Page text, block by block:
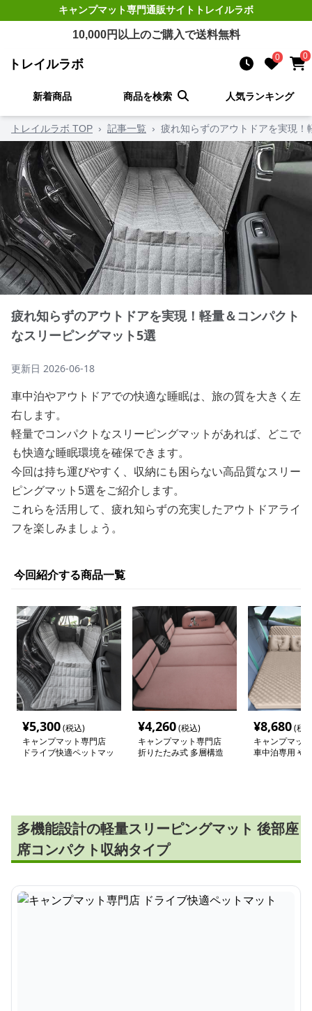
キャンプマット専門通販サイト トレイルラボ
10,000円以上のご購入で送料無料
トレイルラボ 0 0
新着商品 商品を検索 人気ランキング
トレイルラボ TOP › 記事一覧 › 疲れ知らずのアウトドアを実現
疲れ知らずのアウトドアを実現！軽量＆コンパクト
なスリーピングマット5選
更新日 2026-06-18
車中泊やアウトドアでの快適な睡眠は、旅の質を大きく左
右します。
軽量でコンパクトなスリーピングマットがあれば、どこで
も快適な睡眠環境を確保できます。
今回は持ち運びやすく、収納にも困らない高品質なスリー
ピングマット5選をご紹介します。
これらを活用して、疲れ知らずの充実したアウトドアライ
フを楽しみましょう。
今回紹介する商品一覧
¥5,300(税込)
キャンプマット専門店
ドライブ快適ペットマッ
¥4,260(税込)
キャンプマット専門店
折りたたみ式 多層構造
¥8,680(税
キャンプマッ
車中泊専用 や
多機能設計の軽量スリーピングマット 後部座
席コンパクト収納タイプ